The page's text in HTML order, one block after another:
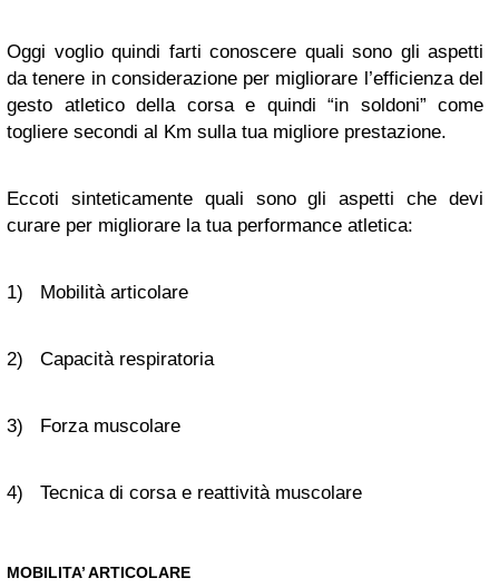
Oggi voglio quindi farti conoscere quali sono gli aspetti
da tenere in considerazione per migliorare l’efficienza del
gesto atletico della corsa e quindi “in soldoni” come
togliere secondi al Km sulla tua migliore prestazione.
Eccoti sinteticamente quali sono gli aspetti che devi
curare per migliorare la tua performance atletica:
1) Mobilità articolare
2) Capacità respiratoria
3) Forza muscolare
4) Tecnica di corsa e reattività muscolare
MOBILITA’ ARTICOLARE